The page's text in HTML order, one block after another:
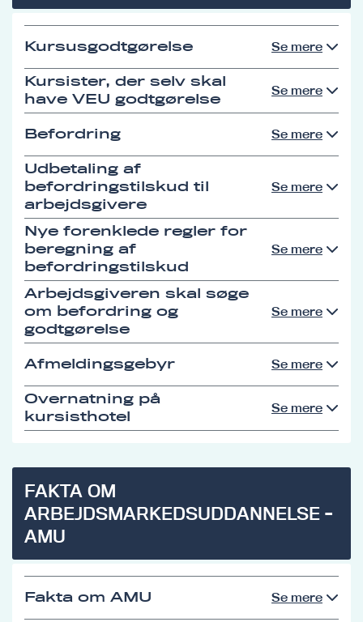
Kursusgodtgørelse Se mere
Kursister, der selv skal
have VEU godtgørelse
Se mere
Befordring Se mere
Udbetaling af
befordringstilskud til
arbejdsgivere
Se mere
Nye forenklede regler for
beregning af
befordringstilskud
Se mere
Arbejdsgiveren skal søge
om befordring og
godtgørelse
Se mere
Afmeldingsgebyr Se mere
Overnatning på
kursisthotel
Se mere
FAKTA OM
ARBEJDSMARKEDSUDDANNELSE -
AMU
Fakta om AMU Se mere